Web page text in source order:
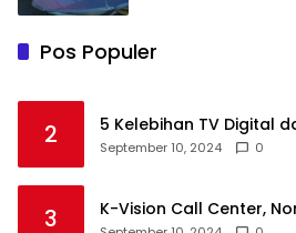
Pos Populer
2 5 Kelebihan TV Digital
September 10, 2024 0
3 K-Vision Call Center,